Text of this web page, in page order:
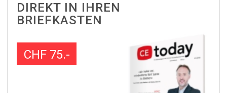
DIREKT IN IHREN
BRIEFKASTEN
CHF 75.-